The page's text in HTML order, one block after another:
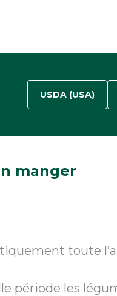
USDA (USA)
manger
toute
période les